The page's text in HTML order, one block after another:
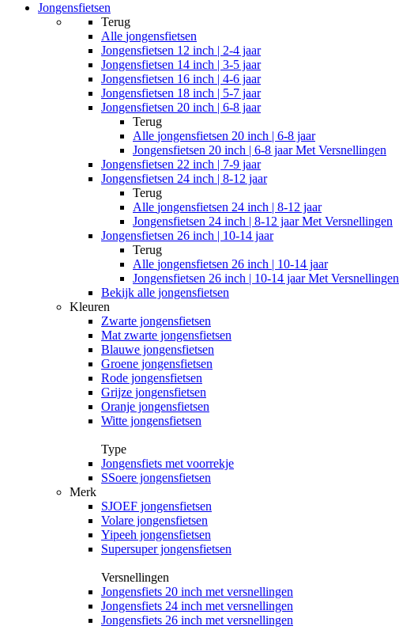
Jongensfietsen
Terug
Alle jongensfietsen
Jongensfietsen 12 inch | 2-4 jaar
Jongensfietsen 14 inch | 3-5 jaar
Jongensfietsen 16 inch | 4-6 jaar
Jongensfietsen 18 inch | 5-7 jaar
Jongensfietsen 20 inch | 6-8 jaar
Terug
Alle jongensfietsen 20 inch | 6-8 jaar
Jongensfietsen 20 inch | 6-8 jaar Met Versnellingen
Jongensfietsen 22 inch | 7-9 jaar
Jongensfietsen 24 inch | 8-12 jaar
Terug
Alle jongensfietsen 24 inch | 8-12 jaar
Jongensfietsen 24 inch | 8-12 jaar Met Versnellingen
Jongensfietsen 26 inch | 10-14 jaar
Terug
Alle jongensfietsen 26 inch | 10-14 jaar
Jongensfietsen 26 inch | 10-14 jaar Met Versnellingen
Bekijk alle jongensfietsen
Kleuren
Zwarte jongensfietsen
Mat zwarte jongensfietsen
Blauwe jongensfietsen
Groene jongensfietsen
Rode jongensfietsen
Grijze jongensfietsen
Oranje jongensfietsen
Witte jongensfietsen
Type
Jongensfiets met voorrekje
SSoere jongensfietsen
Merk
SJOEF jongensfietsen
Volare jongensfietsen
Yipeeh jongensfietsen
Supersuper jongensfietsen
Versnellingen
Jongensfiets 20 inch met versnellingen
Jongensfiets 24 inch met versnellingen
Jongensfiets 26 inch met versnellingen